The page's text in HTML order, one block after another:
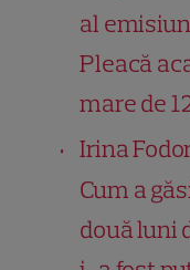
al
Pleacă
mare de
Irina
Cum a
două luni